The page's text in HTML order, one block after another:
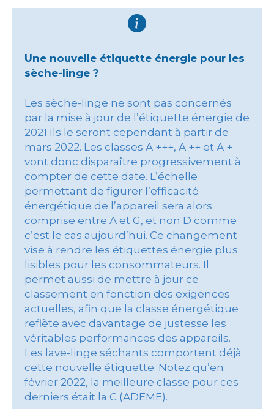
Une nouvelle étiquette énergie pour les
sèche-linge ?
Les sèche-linge ne sont pas concernés
par la mise à jour de l’étiquette énergie de
2021 Ils le seront cependant à partir de
mars 2022. Les classes A +++, A ++ et A +
vont donc disparaître progressivement à
compter de cette date. L’échelle
permettant de figurer l’efficacité
énergétique de l’appareil sera alors
comprise entre A et G, et non D comme
c’est le cas aujourd’hui. Ce changement
vise à rendre les étiquettes énergie plus
lisibles pour les consommateurs. Il
permet aussi de mettre à jour ce
classement en fonction des exigences
actuelles, afin que la classe énergétique
reflète avec davantage de justesse les
véritables performances des appareils.
Les lave-linge séchants comportent déjà
cette nouvelle étiquette. Notez qu’en
février 2022, la meilleure classe pour ces
derniers était la C (ADEME).